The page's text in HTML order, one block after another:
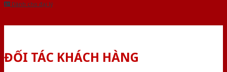
Dành cho đại lý
ĐỐI TÁC KHÁCH HÀNG